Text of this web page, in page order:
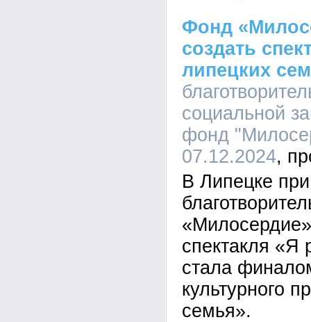
Фонд
создать
липецких
социальной
фонд
07.12.2024
В Липецке
спектакля «Я
стала
культурного
семья».